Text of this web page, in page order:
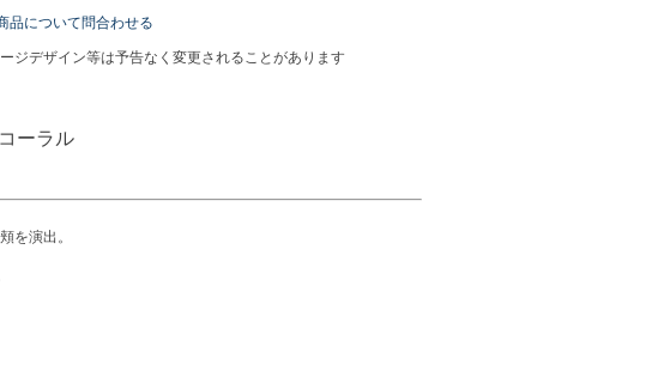
品について問合わせる
ジデザイン等は予告なく変更されることがあります
ーラル
を演出。